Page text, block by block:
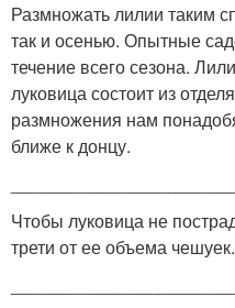
Размножать лилии таким
так и осенью. Опытные
течение всего сезона.
луковица состоит из
размножения нам
ближе к донцу.
Чтобы луковица не
трети от ее объема чешуек.